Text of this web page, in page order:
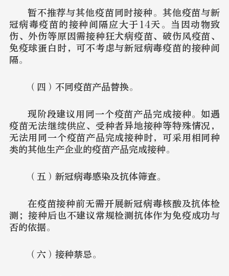
暂不推荐与其他疫苗同时接种。其他疫苗与新
冠病毒疫苗的接种间隔应大于14天。当因动物致
伤、外伤等原因需接种狂犬病疫苗、破伤风疫苗、
免疫球蛋白时，可不考虑与新冠病毒疫苗的接种间
隔。
（四）不同疫苗产品替换。
现阶段建议用同一个疫苗产品完成接种。如遇
疫苗无法继续供应、受种者异地接种等特殊情况，
无法用同一个疫苗产品完成接种时，可采用相同种
类的其他生产企业的疫苗产品完成接种。
（五）新冠病毒感染及抗体筛查。
在疫苗接种前无需开展新冠病毒核酸及抗体检
测；接种后也不建议常规检测抗体作为免疫成功与
否的依据。
（六）接种禁忌。